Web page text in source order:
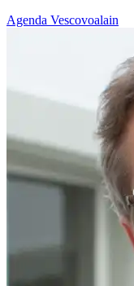
Agenda Vescovoalain